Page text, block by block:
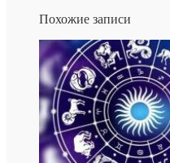
Похожие записи